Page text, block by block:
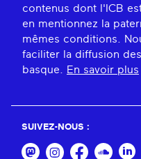
contenus dont l'ICB
en mentionnez la
mêmes conditions.
faciliter la diffusion
basque.
En savoir plus
SUIVEZ-NOUS :